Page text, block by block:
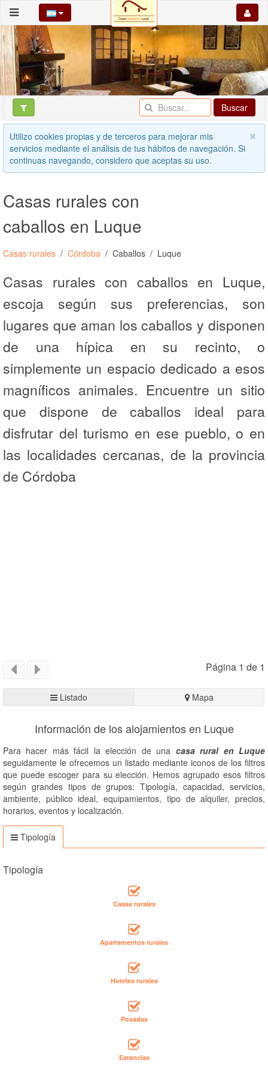
Buscar
Utilizo cookies propias y de terceros para mejorar mis
servicios mediante el análisis de tus hábitos de navegación. Si
continuas navegando, considero que aceptas su uso.
Casas rurales con
caballos en Luque
Casas rurales Córdoba Caballos Luque
Casas rurales con caballos en Luque,
escoja según sus preferencias, son
lugares que aman los caballos y disponen
de una hípica en su recinto, o
simplemente un espacio dedicado a esos
magníficos animales. Encuentre un sitio
que dispone de caballos ideal para
disfrutar del turismo en ese pueblo, o en
las localidades cercanas, de la provincia
de Córdoba
Página 1 de 1
Listado Mapa
Información de los alojamientos en Luque
Para hacer más fácil la elección de una casa rural en Luque
seguidamente le ofrecemos un listado mediante iconos de los filtros
que puede escoger para su elección. Hemos agrupado esos filtros
según grandes tipos de grupos: Tipología, capacidad, servicios,
ambiente, público ideal, equipamientos, tipo de alquiler, precios,
horarios, eventos y localización.
Tipología
Tipología
Casas rurales
Apartamentos rurales
Hoteles rurales
Posadas
Estancias